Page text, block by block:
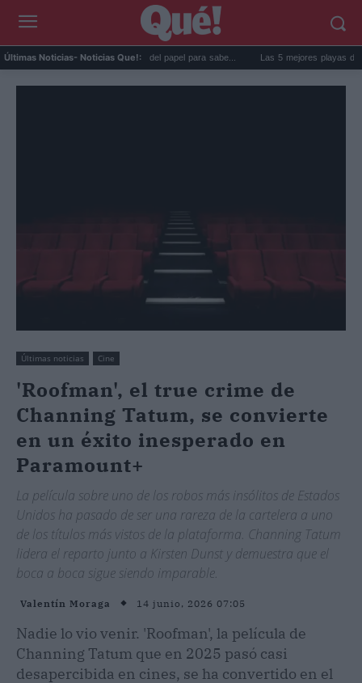
Últimas Noticias- Noticias Que!:
de la nevera: el truco del papel para sabe... Las 5 mejores playas de
Últimas noticias Cine
'Roofman', el true crime de
Channing Tatum, se convierte
en un éxito inesperado en
Paramount+
La película sobre uno de los robos más insólitos de Estados
Unidos ha pasado de ser una rareza de la cartelera a uno
de los títulos más vistos de la plataforma. Channing Tatum
lidera el reparto junto a Kirsten Dunst y demuestra que el
boca a boca sigue siendo imparable.
Valentín Moraga 14 junio, 2026 07:05
Nadie lo vio venir. 'Roofman', la película de
Channing Tatum que en 2025 pasó casi
desapercibida en cines, se ha convertido en el